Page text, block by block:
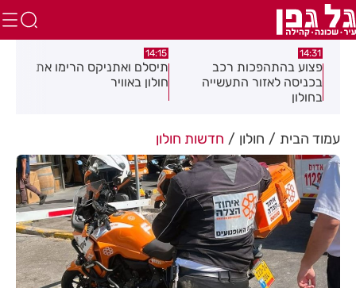
14:31
פצוע בהתהפכות רכב
בכניסה לאזור התעשייה
בחולון
14:15
תיסלם ואתניקס הרימו את
חולון באוויר
עמוד הבית חולון חדשות חולון